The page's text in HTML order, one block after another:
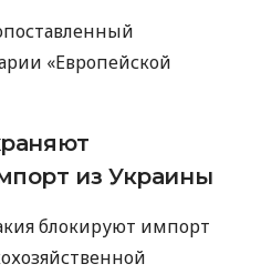
«Европейской
из Украины
блокируют импорт